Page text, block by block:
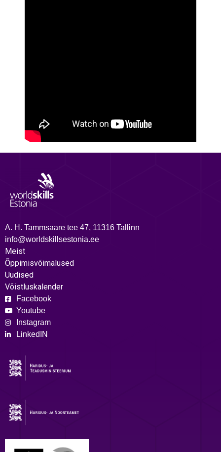
A. H. Tammsaare tee 47, 11316 Tallinn
info@worldskillsestonia.ee
Meist
Õppimisvõimalused
Uudised
Võistluskalender
Facebook
Youtube
Instagram
LinkedIN